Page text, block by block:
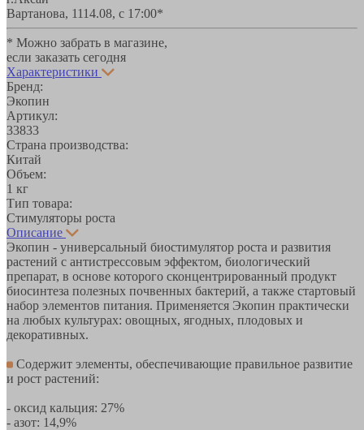
Вартанова, 1114.08, с 17:00*
* Можно забрать в магазине,
если заказать сегодня
Характеристики
Бренд:
Экопин
Артикул:
33833
Страна производства:
Китай
Объем:
1 кг
Тип товара:
Стимуляторы роста
Описание
Экопин - универсальный биостимулятор роста и развития
растений с антистрессовым эффектом, биологический
препарат, в основе которого сконцентрированный продукт
биосинтеза полезных почвенных бактерий, а также стартовый
набор элементов питания. Применяется Экопин практически
на любых культурах: овощных, ягодных, плодовых и
декоративных.
Содержит элементы, обеспечивающие правильное развитие
и рост растений:
- оксид кальция: 27%
- азот: 14,9%